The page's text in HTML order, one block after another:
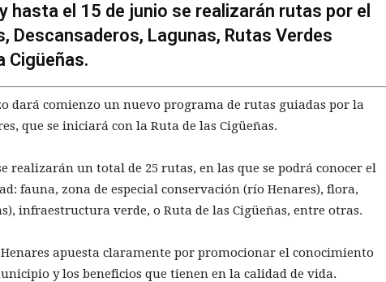
hasta el 15 de junio se realizarán rutas por el
Descansaderos, Lagunas, Rutas Verdes
Cigüeñas.
dará comienzo un nuevo programa de rutas guiadas por la
que se iniciará con la Ruta de las Cigüeñas.
realizarán un total de 25 rutas, en las que se podrá conocer el
fauna, zona de especial conservación (río Henares), flora,
infraestructura verde, o Ruta de las Cigüeñas, entre otras.
apuesta claramente por promocionar el conocimiento
y los beneficios que tienen en la calidad de vida.